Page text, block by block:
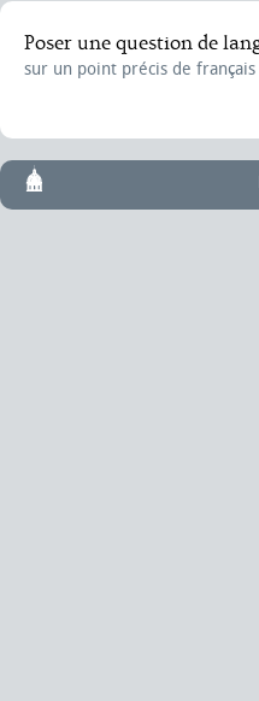
Poser une question de
sur un point précis de français